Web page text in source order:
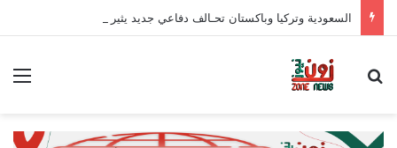
السعودية وتركيا وباكستان تحـالف دفاعي جديد يثير الأنظار
بحث عن